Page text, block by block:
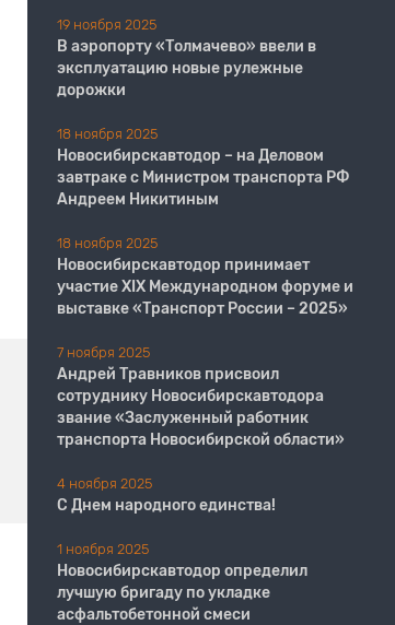
19 ноября 2025
В аэропорту «Толмачево» ввели в
эксплуатацию новые рулежные
дорожки
18 ноября 2025
Новосибирскавтодор – на Деловом
завтраке с Министром транспорта РФ
Андреем Никитиным
18 ноября 2025
Новосибирскавтодор принимает
участие XIX Международном форуме и
выставке «Транспорт России – 2025»
7 ноября 2025
Андрей Травников присвоил
сотруднику Новосибирскавтодора
звание «Заслуженный работник
транспорта Новосибирской области»
4 ноября 2025
С Днем народного единства!
1 ноября 2025
Новосибирскавтодор определил
лучшую бригаду по укладке
асфальтобетонной смеси